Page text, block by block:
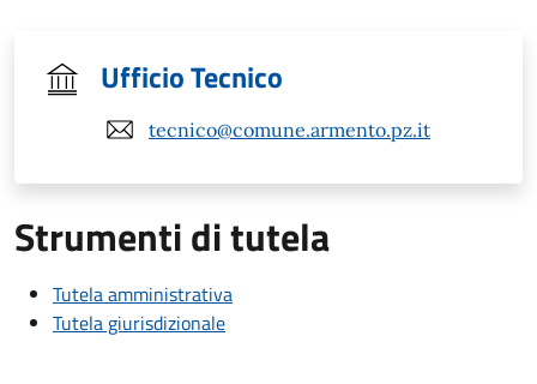
Ufficio Tecnico
tecnico@comune.armento.pz.it
Strumenti di tutela
Tutela amministrativa
Tutela giurisdizionale